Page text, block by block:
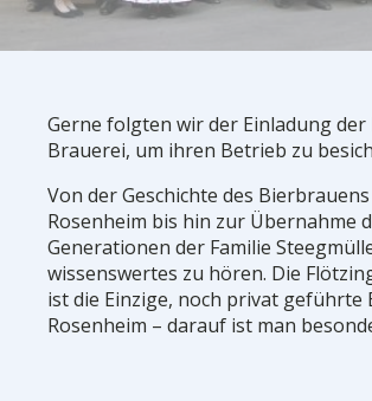
Gerne folgten wir der Einladung
Brauerei, um ihren Betrieb zu
Von der Geschichte des
Rosenheim bis hin zur Übernahme
Generationen der Familie
wissenswertes zu hören. Die
ist die Einzige, noch privat geführte
Rosenheim – darauf ist man